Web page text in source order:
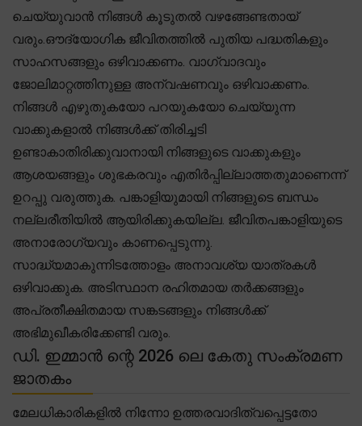
ചെയ്യുവാൻ നിങ്ങൾ കൂടുതൽ വഴങ്ങേണ്ടതായ്
വരും.ഔദ്യോഗിക ജീവിതത്തിൽ പുതിയ പദ്ധതികളും
സാഹസങ്ങളും ഒഴിവാക്കണം. വാഗ്വാദവും
ജോലിമാറ്റത്തിനുള്ള അന്വഷണവും ഒഴിവാക്കണം.
നിങ്ങൾ എഴുതുകയോ പറയുകയോ ചെയ്യുന്ന
വാക്കുകളാൽ നിങ്ങൾക്ക് തിരിച്ചടി
ഉണ്ടാകാതിരിക്കുവാനായി നിങ്ങളുടെ വാക്കുകളും
ആശയങ്ങളും ശുഭകരവും എതിർപ്പില്ലാത്തതുമാണെന്ന്
ഉറപ്പു വരുത്തുക. പങ്കാളിയുമായി നിങ്ങളുടെ ബന്ധം
നല്ലരീതിയിൽ ആയിരിക്കുകയില്ല. ജീവിതപങ്കാളിയുടെ
അനാരോഗ്യവും കാണപ്പെടുന്നു.
സാദ്ധ്യമാകുന്നിടത്തോളം അനാവശ്യ യാത്രകൾ
ഒഴിവാക്കുക. അടിസ്ഥാന രഹിതമായ തർക്കങ്ങളും
അപ്രതീക്ഷിതമായ സങ്കടങ്ങളും നിങ്ങൾക്ക്
അഭിമുഖീകരിക്കേണ്ടി വരും.
ഡി. ഇമ്മാൻ ന്റെ 2026 ലെ കേതു സംക്രമണ
ജാതകം
മേലധികാരികളിൽ നിന്നോ ഉത്തരവാദിത്വപ്പെട്ടതോ